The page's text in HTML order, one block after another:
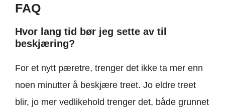
FAQ
Hvor lang tid bør jeg sette av til
beskjæring?
For et nytt pæretre, trenger det ikke ta mer enn
noen minutter å beskjære treet. Jo eldre treet
blir, jo mer vedlikehold trenger det, både grunnet